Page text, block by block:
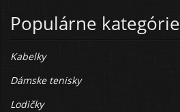
Populárne kategórie
Kabelky
Dámske tenisky
Lodičky